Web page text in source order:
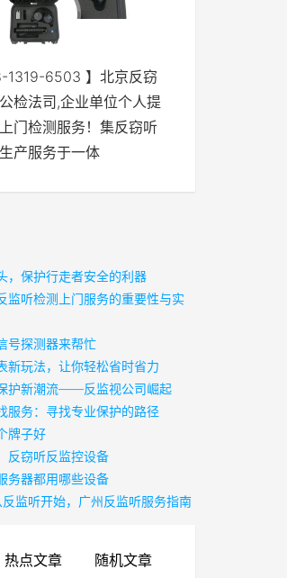
1319-6503 】北京反窃
检法司,企业单位个人提
门检测服务！集反窃听
产服务于一体
，保护行走者安全的利器
监听检测上门服务的重要性与实
号探测器来帮忙
新玩法，让你轻松省时省力
护新潮流——反监视公司崛起
服务：寻找专业保护的路径
牌子好
反窃听反监控设备
务器都用哪些设备
监听开始，广州反监听服务指南
热点文章 随机文章